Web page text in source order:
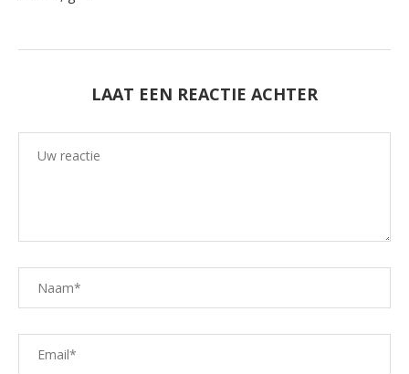
LAAT EEN REACTIE ACHTER